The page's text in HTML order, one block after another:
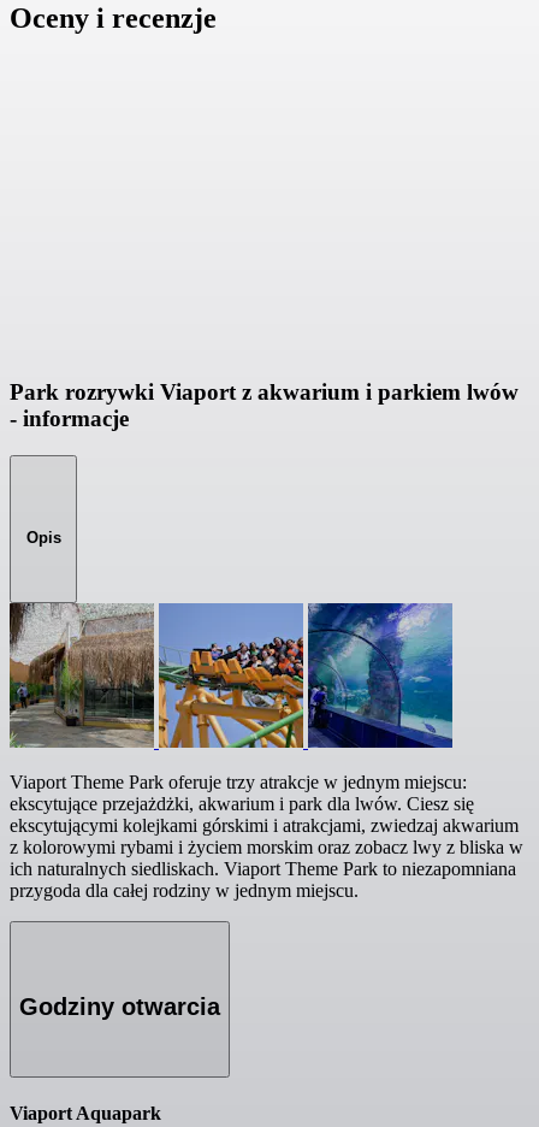
Oceny i recenzje
Park rozrywki Viaport z akwarium i parkiem lwów
- informacje
Opis
Viaport Theme Park oferuje trzy atrakcje w jednym miejscu:
ekscytujące przejażdżki, akwarium i park dla lwów. Ciesz się
ekscytującymi kolejkami górskimi i atrakcjami, zwiedzaj akwarium
z kolorowymi rybami i życiem morskim oraz zobacz lwy z bliska w
ich naturalnych siedliskach. Viaport Theme Park to niezapomniana
przygoda dla całej rodziny w jednym miejscu.
Godziny otwarcia
Viaport Aquapark